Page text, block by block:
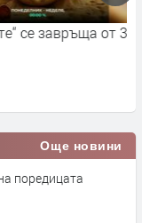
3 август по
Още новини
поредицата